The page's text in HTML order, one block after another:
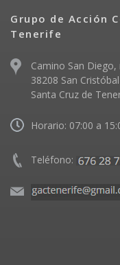
Grupo de Acción
Tenerife
Camino San Diego,
38208 San
Santa Cruz de
Horario: 07:00 a
Teléfono: